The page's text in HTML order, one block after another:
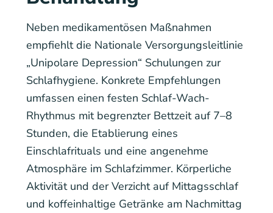
Neben medikamentösen Maßnahmen
empfiehlt die Nationale Versorgungsleitlinie
„Unipolare Depression“ Schulungen zur
Schlafhygiene. Konkrete Empfehlungen
umfassen einen festen Schlaf-Wach-
Rhythmus mit begrenzter Bettzeit auf 7–8
Stunden, die Etablierung eines
Einschlafrituals und eine angenehme
Atmosphäre im Schlafzimmer. Körperliche
Aktivität und der Verzicht auf Mittagsschlaf
und koffeinhaltige Getränke am Nachmittag